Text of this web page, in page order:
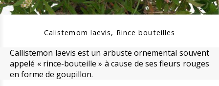
Calistemom laevis, Rince bouteilles
Callistemon laevis est un arbuste ornemental souvent
appelé « rince-bouteille » à cause de ses fleurs rouges
en forme de goupillon.